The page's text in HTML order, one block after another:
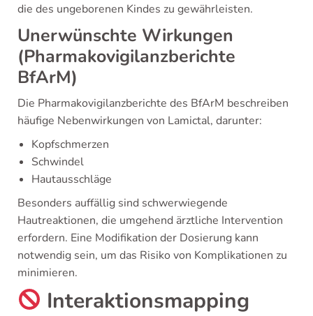
die des ungeborenen Kindes zu gewährleisten.
Unerwünschte Wirkungen
(Pharmakovigilanzberichte
BfArM)
Die Pharmakovigilanzberichte des BfArM beschreiben
häufige Nebenwirkungen von Lamictal, darunter:
Kopfschmerzen
Schwindel
Hautausschläge
Besonders auffällig sind schwerwiegende
Hautreaktionen, die umgehend ärztliche Intervention
erfordern. Eine Modifikation der Dosierung kann
notwendig sein, um das Risiko von Komplikationen zu
minimieren.
Interaktionsmapping